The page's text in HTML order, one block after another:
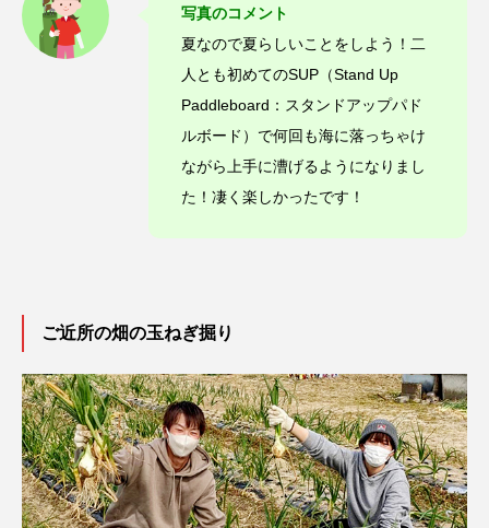
写真のコメント
夏なので夏らしいことをしよう！二
人とも初めてのSUP（Stand Up
Paddleboard：スタンドアップパド
ルボード）で何回も海に落っちゃけ
ながら上手に漕げるようになりまし
た！凄く楽しかったです！
ご近所の畑の玉ねぎ掘り